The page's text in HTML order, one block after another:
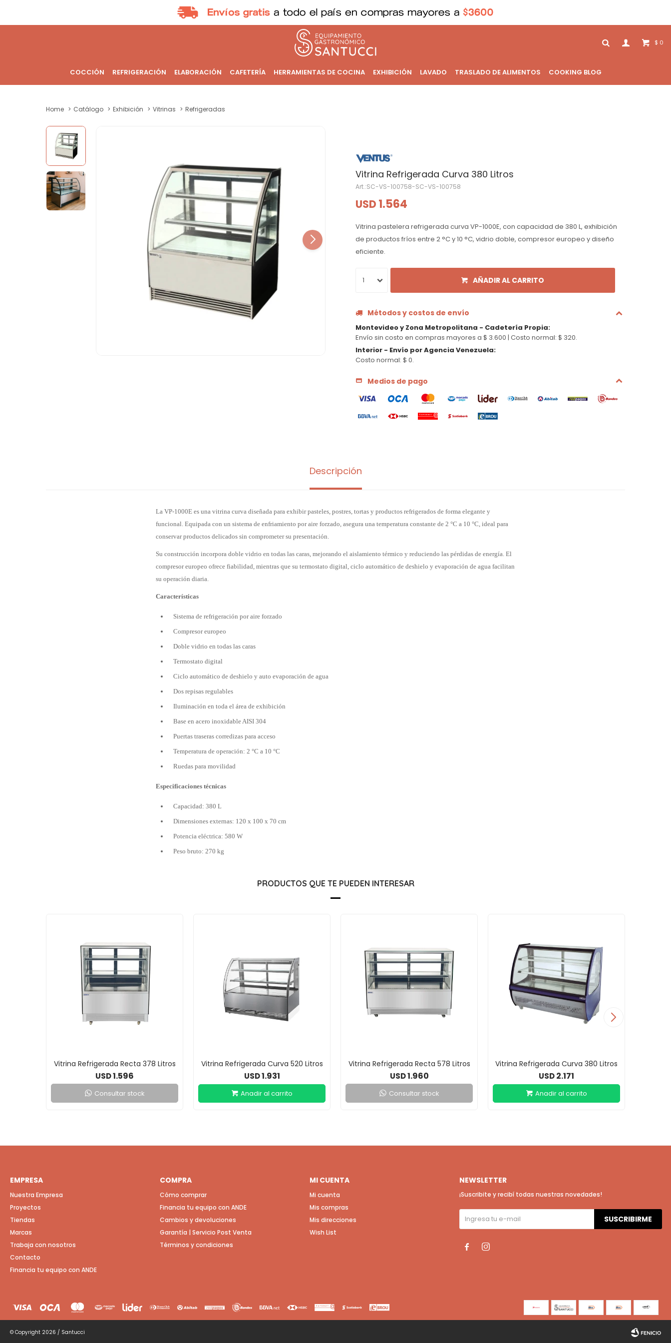
COCCIÓN REFRIGERACIÓN ELABORACIÓN CAFETERÍA HERRAMIENTAS DE COCINA EXHIBICIÓN LAVADO TRASLADO DE ALIMENTOS COOKING BLOG
$ 0
Home Catálogo Exhibición Vitrinas Refrigeradas
Vitrina Refrigerada Curva 380 Litros
SC-VS-100758-SC-VS-100758
USD 1.564
Vitrina pastelera refrigerada curva VP-1000E, con capacidad de 380 L, exhibición
de productos fríos entre 2 °C y 10 °C, vidrio doble, compresor europeo y diseño
eficiente.
1 AÑADIR AL CARRITO
Métodos y costos de envío
Montevideo y Zona Metropolitana - Cadetería Propia:
Envío sin costo en compras mayores a $ 3.600 | Costo normal: $ 320.
Interior - Envío por Agencia Venezuela:
Costo normal: $ 0.
Medios de pago
Descripción
La VP-1000E es una vitrina curva diseñada para exhibir pasteles, postres, tortas y productos refrigerados de forma elegante y
funcional. Equipada con un sistema de enfriamiento por aire forzado, asegura una temperatura constante de 2 °C a 10 °C, ideal para
conservar productos delicados sin comprometer su presentación.
Su construcción incorpora doble vidrio en todas las caras, mejorando el aislamiento térmico y reduciendo las pérdidas de energía. El
compresor europeo ofrece fiabilidad, mientras que su termostato digital, ciclo automático de deshielo y evaporación de agua facilitan
su operación diaria.
Características
Sistema de refrigeración por aire forzado
Compresor europeo
Doble vidrio en todas las caras
Termostato digital
Ciclo automático de deshielo y auto evaporación de agua
Dos repisas regulables
Iluminación en toda el área de exhibición
Base en acero inoxidable AISI 304
Puertas traseras corredizas para acceso
Temperatura de operación: 2 °C a 10 °C
Ruedas para movilidad
Especificaciones técnicas
Capacidad: 380 L
Dimensiones externas: 120 x 100 x 70 cm
Potencia eléctrica: 580 W
Peso bruto: 270 kg
PRODUCTOS QUE TE PUEDEN INTERESAR
Vitrina Refrigerada Recta 378 Litros
USD1.596
Consultar stock
Vitrina Refrigerada Curva 520 Litros
USD1.931
Vitrina Refrigerada Recta 578 Litros
USD1.960
Consultar stock
Vitrina Refrigerada Curva 380 Litros
USD2.171
EMPRESA
Nuestra Empresa
Proyectos
Tiendas
Marcas
Trabaja con nosotros
Contacto
Financia tu equipo con ANDE
COMPRA
Cómo comprar
Financia tu equipo con ANDE
Cambios y devoluciones
Garantía | Servicio Post Venta
Términos y condiciones
MI CUENTA
Mi cuenta
Mis compras
Mis direcciones
Wish List
NEWSLETTER
¡Suscribite y recibí todas nuestras novedades!
SUSCRIBIRME
 
© Copyright 2026 / Santucci